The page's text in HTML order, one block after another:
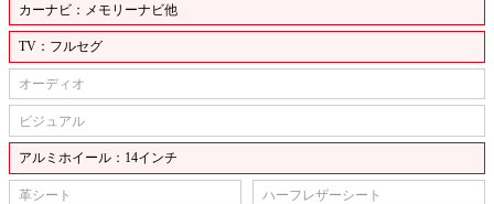
カーナビ：メモリーナビ他
TV：フルセグ
オーディオ
ビジュアル
アルミホイール：14インチ
革シート ハーフレザーシート